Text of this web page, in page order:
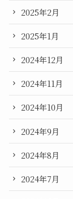
2025年2月
2025年1月
2024年12月
2024年11月
2024年10月
2024年9月
2024年8月
2024年7月